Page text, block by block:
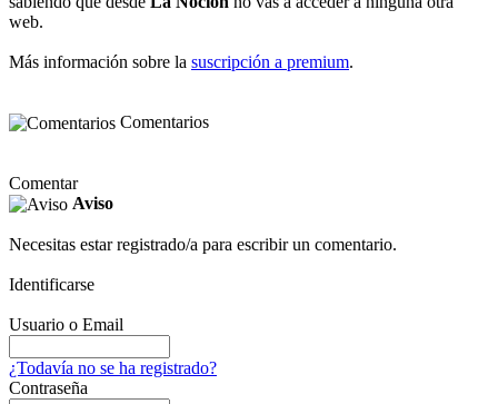
web.
Más información sobre la suscripción a premium.
Comentarios
Comentar
Aviso
Necesitas estar registrado/a para escribir un comentario.
Identificarse
Usuario o Email
¿Todavía no se ha registrado?
Contraseña